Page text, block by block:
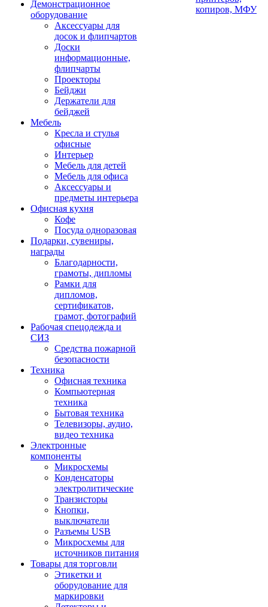
Демонстрационное
оборудование
Аксессуары для
досок и флипчартов
Доски
информационные,
флипчарты
Проекторы
Бейджи
Держатели для
бейджей
Мебель
Кресла и стулья
офисные
Интерьер
Мебель для детей
Мебель для офиса
Аксессуары и
предметы интерьера
Офисная кухня
Кофе
Посуда одноразовая
Подарки, сувениры,
награды
Благодарности,
грамоты, дипломы
Рамки для
дипломов,
сертификатов,
грамот, фотографий
Рабочая спецодежда и
СИЗ
Средства пожарной
безопасности
Техника
Офисная техника
Компьютерная
техника
Бытовая техника
Телевизоры, аудио,
видео техника
Электронные
компоненты
Микросхемы
Конденсаторы
электролитические
Транзисторы
Кнопки,
выключатели
Разъемы USB
Микросхемы для
источников питания
Товары для торговли
Этикетки и
оборудование для
маркировки
копиров, МФУ